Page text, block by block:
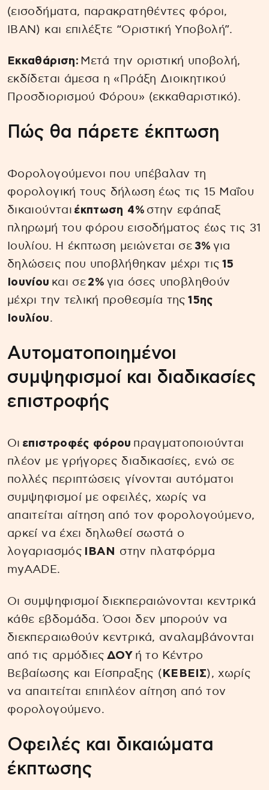
(εισοδήματα, παρακρατηθέντες φόροι,
IBAN) και επιλέξτε “Οριστική Υποβολή”.
Εκκαθάριση: Μετά την οριστική υποβολή,
εκδίδεται άμεσα η «Πράξη Διοικητικού
Προσδιορισμού Φόρου» (εκκαθαριστικό).
Πώς θα πάρετε έκπτωση
Φορολογούμενοι που υπέβαλαν τη
φορολογική τους δήλωση έως τις 15 Μαΐου
δικαιούνται έκπτωση 4% στην εφάπαξ
πληρωμή του φόρου εισοδήματος έως τις 31
Ιουλίου. Η έκπτωση μειώνεται σε 3% για
δηλώσεις που υποβλήθηκαν μέχρι τις 15
Ιουνίου και σε 2% για όσες υποβληθούν
μέχρι την τελική προθεσμία της15ης
Ιουλίου.
Αυτοματοποιημένοι
συμψηφισμοί και διαδικασίες
επιστροφής
Οι επιστροφές φόρου πραγματοποιούνται
πλέον με γρήγορες διαδικασίες, ενώ σε
πολλές περιπτώσεις γίνονται αυτόματοι
συμψηφισμοί με οφειλές, χωρίς να
απαιτείται αίτηση από τον φορολογούμενο,
αρκεί να έχει δηλωθεί σωστά ο
λογαριασμός
IBAN
στην πλατφόρμα
myAADE.
Οι συμψηφισμοί διεκπεραιώνονται κεντρικά
κάθε εβδομάδα. Όσοι δεν μπορούν να
διεκπεραιωθούν κεντρικά, αναλαμβάνονται
από τις αρμόδιεςΔΟΥ ή το Κέντρο
Βεβαίωσης και Είσπραξης ( ΚΕΒΕΙΣ), χωρίς
να απαιτείται επιπλέον αίτηση από τον
φορολογούμενο.
Οφειλές και δικαιώματα
έκπτωσης